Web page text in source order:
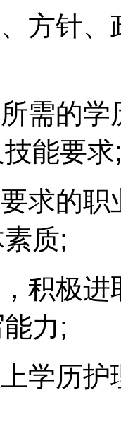
方针
需的
技能要求
求的
质;
积极
力;
学历